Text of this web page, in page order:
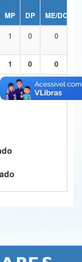
MP DP ME/DO
1 0 0
1 0 0